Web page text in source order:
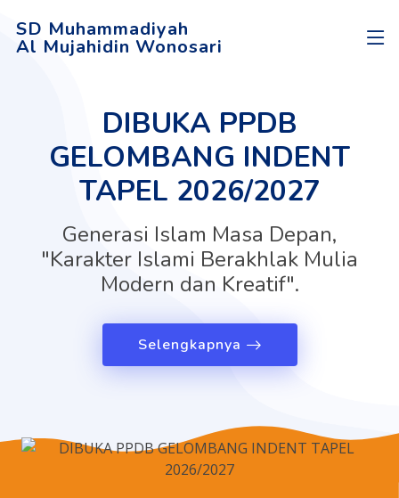
SD Muhammadiyah
Al Mujahidin Wonosari
DIBUKA PPDB
GELOMBANG INDENT
TAPEL 2026/2027
Generasi Islam Masa Depan,
"Karakter Islami Berakhlak Mulia
Modern dan Kreatif".
Selengkapnya